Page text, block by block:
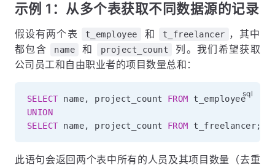
示例 1：从多个表获取不同数据源的记录
假设有两个表 t_employee 和 t_freelancer ，其中
都包含
name 和 project_count
列。我们希望获取
公司员工和自由职业者的项目数量总和：
SELECT name, project_count FROM
t_employee
UNION
SELECT name, project_count FROM t_freelancer;
此语句会返回两个表中所有的人员及其项目数量（去重